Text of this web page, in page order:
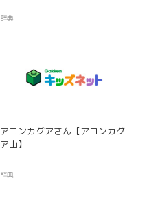
辞典
アコンカグアさん【アコンカグ
ア山】
辞典